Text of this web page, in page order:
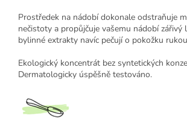
Prostředek na nádobí dokonale odstraňuje
nečistoty a propůjčuje vašemu nádobí zářivý
bylinné extrakty navíc pečují o pokožku
Ekologický koncentrát bez syntetických
Dermatologicky úspěšně testováno.